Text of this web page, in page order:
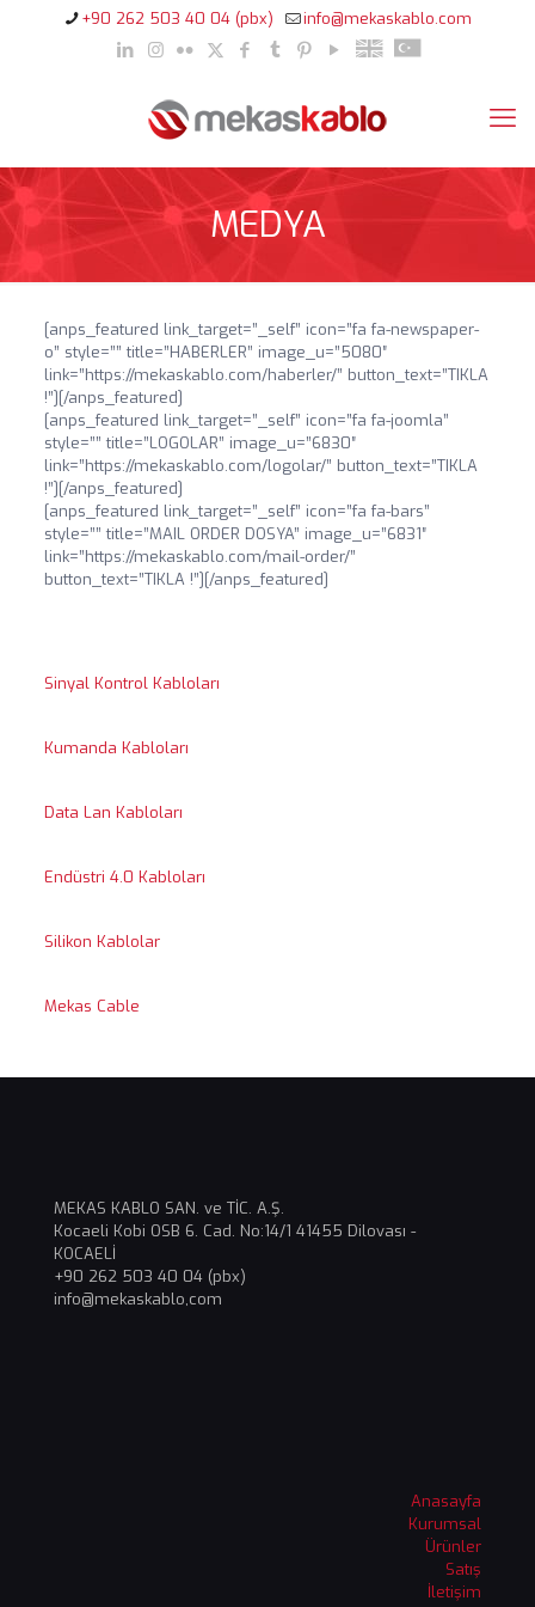
+90 262 503 40 04 (pbx) info@mekaskablo.com
MEDYA
[anps_featured link_target=”_self” icon=”fa fa-newspaper-
o” style=”” title=”HABERLER” image_u=”5080″
link=”https://mekaskablo.com/haberler/” button_text=”TIKLA
!”][/anps_featured]
[anps_featured link_target=”_self” icon=”fa fa-joomla”
style=”” title=”LOGOLAR” image_u=”6830″
link=”https://mekaskablo.com/logolar/” button_text=”TIKLA
!”][/anps_featured]
[anps_featured link_target=”_self” icon=”fa fa-bars”
style=”” title=”MAIL ORDER DOSYA” image_u=”6831″
link=”https://mekaskablo.com/mail-order/”
button_text=”TIKLA !”][/anps_featured]
Sinyal Kontrol Kabloları
Kumanda Kabloları
Data Lan Kabloları
Endüstri 4.0 Kabloları
Silikon Kablolar
Mekas Cable
MEKAS KABLO SAN. ve TİC. A.Ş.
Kocaeli Kobi OSB 6. Cad. No:14/1 41455 Dilovası -
KOCAELİ
+90 262 503 40 04 (pbx)
info@mekaskablo,com
Anasayfa
Kurumsal
Ürünler
Satış
İletişim